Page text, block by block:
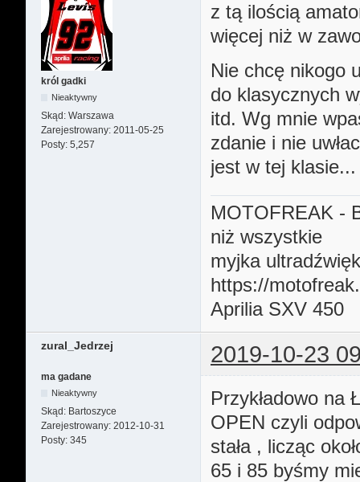
król gadki
Nieaktywny
Skąd: Warszawa
Zarejestrowany: 2011-05-25
Posty: 5,257
z tą ilością
więcej niż w
Nie chcę nikogo
do klasycznych
itd. Wg mnie
zdanie i nie
jest w tej klasie...
MOTOFREAK -
niż wszystkie
myjka
https://
Aprilia SXV 450
zural_Jedrzej 2019-10-23
ma gadane
Nieaktywny
Skąd: Bartoszyce
Zarejestrowany: 2012-10-31
Posty: 345
Przykładowo na
OPEN czyli
stała , licząc
65 i 85 byśmy